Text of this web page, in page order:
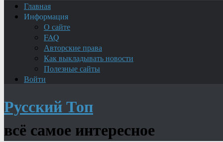
Главная
Информация
О сайте
FAQ
Авторские права
Как выкладывать новости
Полезные сайты
Войти
Русский Топ
всё самое интересное